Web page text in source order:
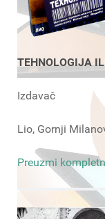
TEHNOLOGIJA
Izdavač
Lio, Gornji
Preuzmi